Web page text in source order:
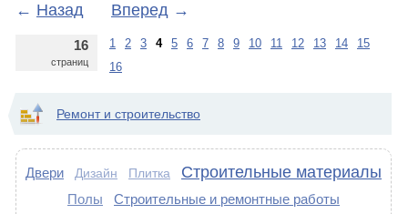
← Назад Вперед →
16
страниц
1 2 3 4 5 6 7 8 9 10 11 12 13 14
15
16
Ремонт и строительство
Двери Дизайн Плитка Строительные материалы
Полы Строительные и ремонтные работы